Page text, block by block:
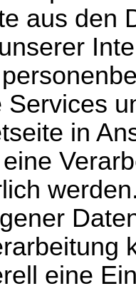
aus den
Services
in
eine